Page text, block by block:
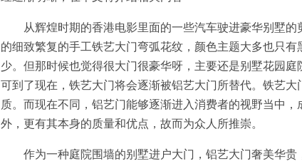
从辉煌时期的香港电影里面的一些汽车驶进豪华别墅的
的细致繁复的手工铁艺大门弯弧花纹，颜色主题大多也只
少。但那时候也觉得很大门很豪华呀，主要还是别墅花园
可到了现在，铁艺大门将会逐渐被铝艺大门所替代。铁艺
质。而现在不同，铝艺门能够逐渐进入消费者的视野当中
外，更有其本身的质量和优点，故而为众人所推崇。
作为一种庭院围墙的别墅进户大门，铝艺大门奢美华贵